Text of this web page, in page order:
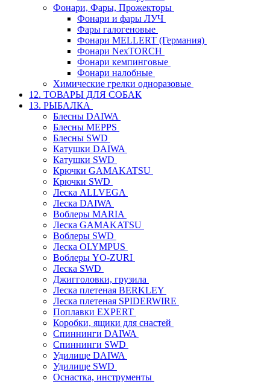
Фонари, Фары, Прожекторы
Фонари и фары ЛУЧ
Фары галогеновые
Фонари MELLERT (Германия)
Фонари NexTORCH
Фонари кемпинговые
Фонари налобные
Химические грелки одноразовые
12. ТОВАРЫ ДЛЯ СОБАК
13. РЫБАЛКА
Блесны DAIWA
Блесны MEPPS
Блесны SWD
Катушки DAIWA
Катушки SWD
Крючки GAMAKATSU
Крючки SWD
Леска ALLVEGA
Леска DAIWA
Воблеры MARIA
Леска GAMAKATSU
Воблеры SWD
Леска OLYMPUS
Воблеры YO-ZURI
Леска SWD
Джигголовки, грузила
Леска плетеная BERKLEY
Леска плетеная SPIDERWIRE
Поплавки EXPERT
Коробки, ящики для снастей
Спиннинги DAIWA
Спиннинги SWD
Удилище DAIWA
Удилище SWD
Оснастка, инструменты